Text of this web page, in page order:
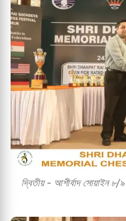
দ্বিতীয় - আশীর্বাদ সোয়াইন ৮/